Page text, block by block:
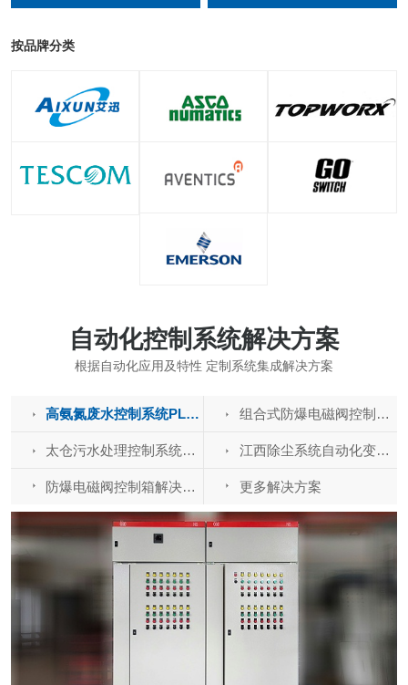
按品牌分类
自动化控制系统解决方案
根据自动化应用及特性 定制系统集成解决方案
高氨氮废水控制系统PLC电气控制柜-变频柜解决方案 组合式防爆电磁阀控制箱解决方案
太仓污水处理控制系统变频柜-PLC控制柜解决方案 江西除尘系统自动化变频控制柜-PLC电气柜解决方案
防爆电磁阀控制箱解决方案 更多解决方案